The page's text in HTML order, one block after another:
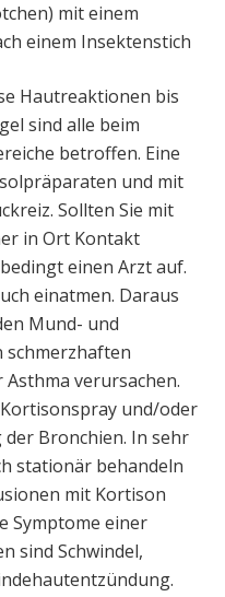
mit einem
einem Insektenstich
Hautreaktionen bis
sind alle beim
betroffen. Eine
und mit
Sollten Sie mit
in Ort Kontakt
einen Arzt auf.
einatmen. Daraus
Mund- und
schmerzhaften
verursachen.
und/oder
Bronchien. In sehr
stationär behandeln
mit Kortison
Symptome einer
sind Schwindel,